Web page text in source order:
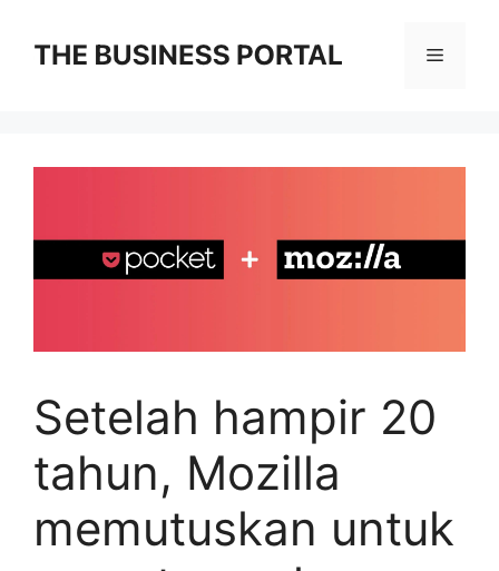
content
Menu
Setelah hampir 20
tahun, Mozilla
memutuskan untuk